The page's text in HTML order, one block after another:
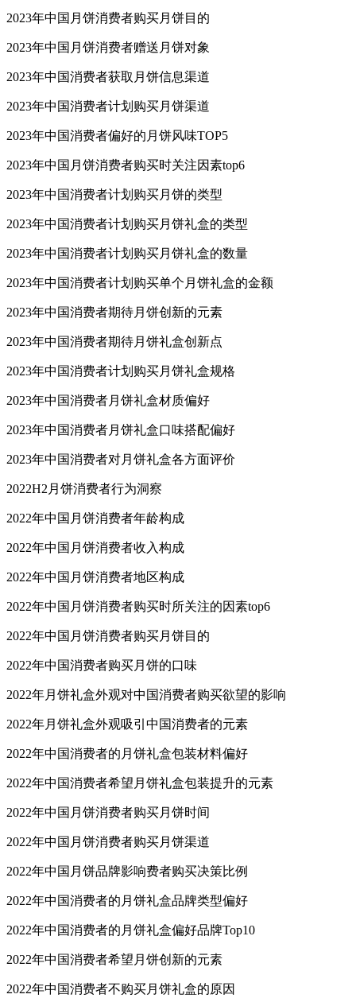
2023年中国月饼消费者购买月饼目的
2023年中国月饼消费者赠送月饼对象
2023年中国消费者获取月饼信息渠道
2023年中国消费者计划购买月饼渠道
2023年中国消费者偏好的月饼风味TOP5
2023年中国月饼消费者购买时关注因素top6
2023年中国消费者计划购买月饼的类型
2023年中国消费者计划购买月饼礼盒的类型
2023年中国消费者计划购买月饼礼盒的数量
2023年中国消费者计划购买单个月饼礼盒的金额
2023年中国消费者期待月饼创新的元素
2023年中国消费者期待月饼礼盒创新点
2023年中国消费者计划购买月饼礼盒规格
2023年中国消费者月饼礼盒材质偏好
2023年中国消费者月饼礼盒口味搭配偏好
2023年中国消费者对月饼礼盒各方面评价
2022H2月饼消费者行为洞察
2022年中国月饼消费者年龄构成
2022年中国月饼消费者收入构成
2022年中国月饼消费者地区构成
2022年中国月饼消费者购买时所关注的因素top6
2022年中国月饼消费者购买月饼目的
2022年中国消费者购买月饼的口味
2022年月饼礼盒外观对中国消费者购买欲望的影响
2022年月饼礼盒外观吸引中国消费者的元素
2022年中国消费者的月饼礼盒包装材料偏好
2022年中国消费者希望月饼礼盒包装提升的元素
2022年中国月饼消费者购买月饼时间
2022年中国月饼消费者购买月饼渠道
2022年中国月饼品牌影响费者购买决策比例
2022年中国消费者的月饼礼盒品牌类型偏好
2022年中国消费者的月饼礼盒偏好品牌Top10
2022年中国消费者希望月饼创新的元素
2022年中国消费者不购买月饼礼盒的原因